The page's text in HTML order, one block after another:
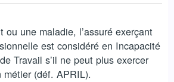
ou une maladie, l’assuré exerçant
est considéré en Incapacité
Travail s’il ne peut plus exercer
(déf. APRIL).